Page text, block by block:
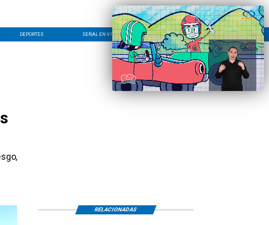
DEPORTES SEÑAL EN VIVO CONTACTO LÍNEA EDITORIAL
RELACIONADAS